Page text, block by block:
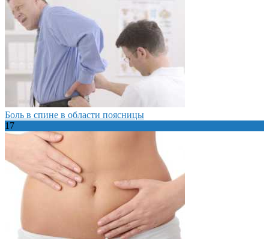
Боль в спине в области поясницы
17